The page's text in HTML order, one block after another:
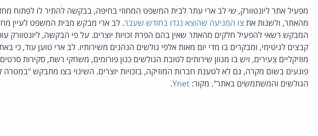
מפעיל אתר ליונטוורק, שי לב ארי עתר לבית המשפט המחוזי בחיפה, בבקשה להתיר לו לפתוח
מהאתר, ולשנות את צו המניעה שהוצא נגדו בחודש שעבר. לב ארי מבקש מבית המשפט לעיין
המבקש רשאי להפעיל חלקים מהאתר שאין בהם הפרת זכויות יוצרים. על פי הבקשה, ליונטוורק
קבצים לגיטימי, ומבקרים בו מדי יום מאות אלפי גולשים הנהנים משירותיו. לב ארי טוען עוד, כי
מוזיקליים צעירים, ויש בו מגוון שירותים לטובת הגולשים כגון פורומים, משחקי רשת, סקירות
פוגעים בשום מקרה, גם לא לטענת חברות המוזיקה, בזכויות יוצרים. השינוי בצו מתבקש
הגולשים והמשתמשים באתר". מקור: Ynet
.